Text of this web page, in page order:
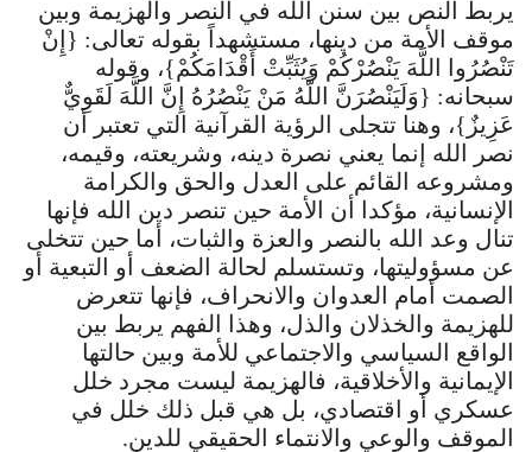
يربط النص بين سنن الله في النصر والهزيمة وبين
موقف الأمة من دينها، مستشهداً بقوله تعالى: {إِنْ
تَنْصُرُوا اللَّهَ يَنْصُرْكُمْ وَيُثَبِّتْ أَقْدَامَكُمْ}، وقوله
سبحانه: {وَلَيَنْصُرَنَّ اللَّهُ مَنْ يَنْصُرُهُ إِنَّ اللَّهَ لَقَوِيٌّ
عَزِيزٌ}، وهنا تتجلى الرؤية القرآنية التي تعتبر أن
نصر الله إنما يعني نصرة دينه، وشريعته، وقيمه،
ومشروعه القائم على العدل والحق والكرامة
الإنسانية، مؤكدا أن الأمة حين تنصر دين الله فإنها
تنال وعد الله بالنصر والعزة والثبات، أما حين تتخلى
عن مسؤوليتها، وتستسلم لحالة الضعف أو التبعية أو
الصمت أمام العدوان والانحراف، فإنها تتعرض
للهزيمة والخذلان والذل، وهذا الفهم يربط بين
الواقع السياسي والاجتماعي للأمة وبين حالتها
الإيمانية والأخلاقية، فالهزيمة ليست مجرد خلل
عسكري أو اقتصادي، بل هي قبل ذلك خلل في
الموقف والوعي والانتماء الحقيقي للدين.